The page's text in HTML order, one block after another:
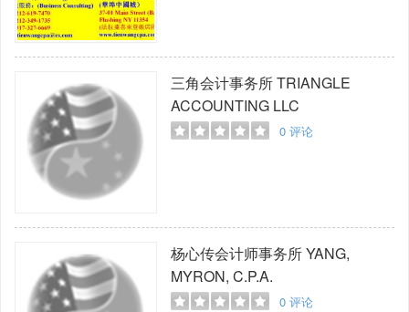
三角会计事务所TRIANGLE
ACCOUNTING LLC
0评论
杨心传会计师事务所YANG,
MYRON, C.P.A.
0评论